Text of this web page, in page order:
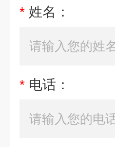
* 姓名：
* 电话：